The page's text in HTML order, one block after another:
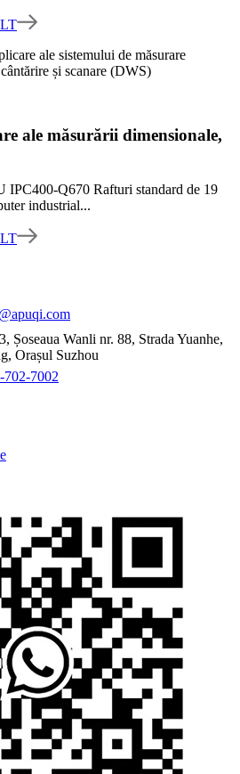
ale măsurării dimensionale,
IPC400-Q670 Rafturi standard de 19
industrial...
Șoseaua Wanli nr. 88, Strada Yuanhe,
Orașul Suzhou
702-7002